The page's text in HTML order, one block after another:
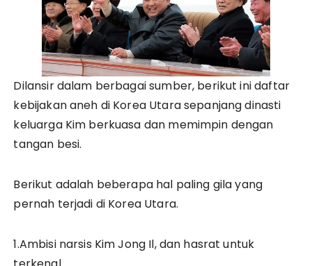
Dilansir dalam berbagai sumber, berikut ini daftar
kebijakan aneh di Korea Utara sepanjang dinasti
keluarga Kim berkuasa dan memimpin dengan
tangan besi.
Berikut adalah beberapa hal paling gila yang
pernah terjadi di Korea Utara.
1.Ambisi narsis Kim Jong Il, dan hasrat untuk